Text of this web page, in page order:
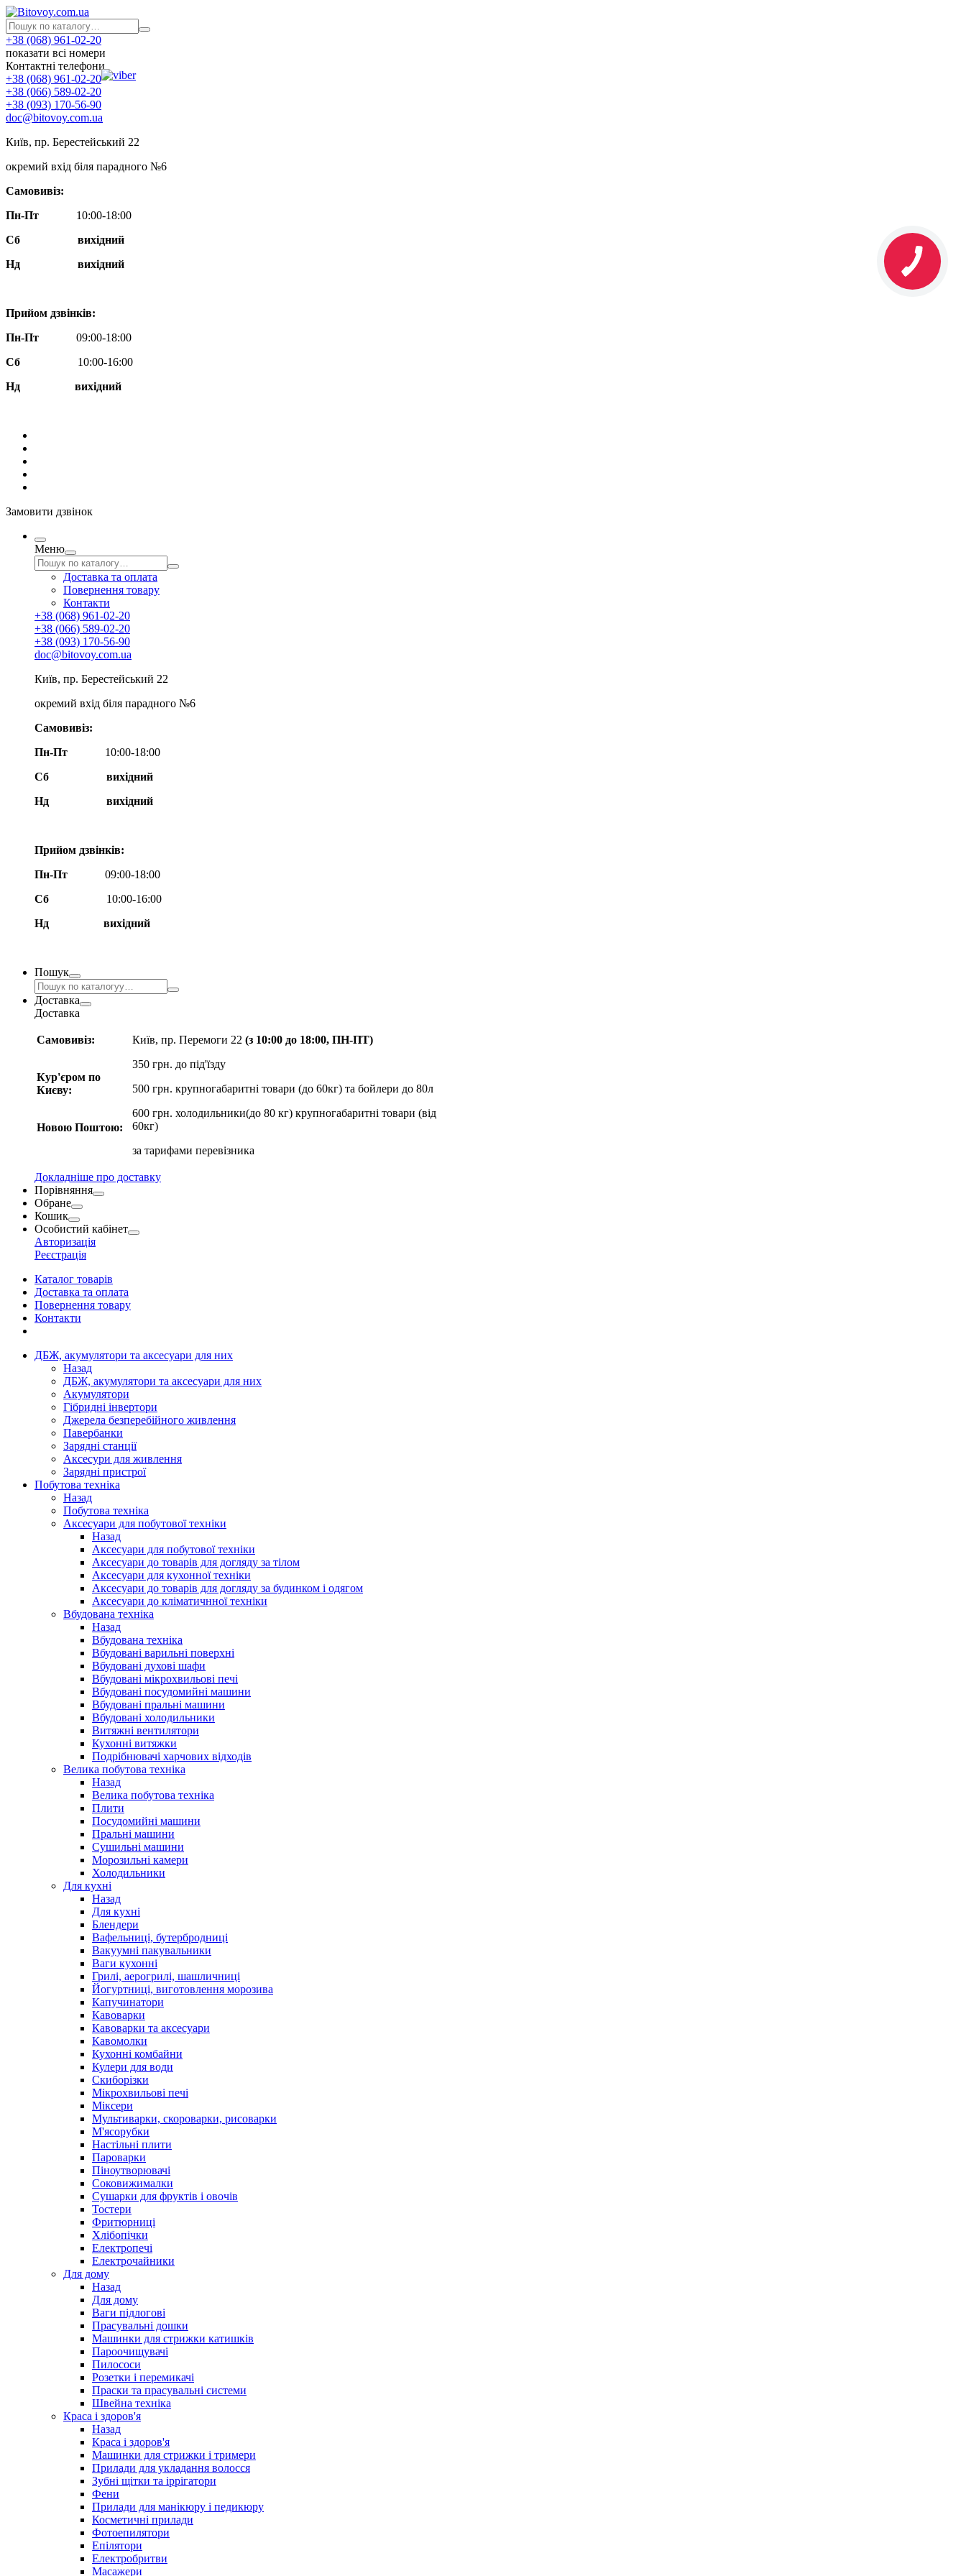
+38 (068) 961-02-20
показати всі номери
Контактні телефони
+38 (068) 961-02-20
+38 (066) 589-02-20
+38 (093) 170-56-90
doc@bitovoy.com.ua
Київ, пр. Берестейський 22
окремий вхід біля парадного №6
Самовивіз:
Пн-Пт
10:00-18:00
Сб
вихідний
Нд
вихідний
Прийом дзвінків:
Пн-Пт
09:00-18:00
Сб
10:00-16:00
Нд вихідний
Замовити дзвінок
Меню
Доставка та оплата
Повернення товару
Контакти
+38 (068) 961-02-20
+38 (066) 589-02-20
+38 (093) 170-56-90
doc@bitovoy.com.ua
Київ, пр. Берестейський 22
окремий вхід біля парадного №6
Самовивіз:
Пн-Пт
10:00-18:00
Сб
вихідний
Нд
вихідний
Прийом дзвінків:
Пн-Пт
09:00-18:00
Сб
10:00-16:00
Нд вихідний
Пошук
Доставка
Доставка
Самовивіз:
Кур'єром по
Києву:
Новою Поштою:
Київ, пр. Перемоги 22 (з 10:00 до 18:00, ПН-ПТ)
350 грн. до під'їзду
500 грн. крупногабаритні товари (до 60кг) та бойлери до 80л
600 грн. холодильники(до 80 кг) крупногабаритні товари (від
60кг)
за тарифами перевізника
Докладніше про доставку
Порівняння
Обране
Кошик
Особистий кабінет
Авторизація
Реєстрація
Каталог товарів
Доставка та оплата
Повернення товару
Контакти
ДБЖ, акумулятори та аксесуари для них
Назад
ДБЖ, акумулятори та аксесуари для них
Акумулятори
Гібридні інвертори
Джерела безперебійного живлення
Павербанки
Зарядні станції
Аксесури для живлення
Зарядні пристрої
Побутова техніка
Назад
Побутова техніка
Аксесуари для побутової техніки
Назад
Аксесуари для побутової техніки
Аксесуари до товарів для догляду за тілом
Аксесуари для кухонної техніки
Аксесуари до товарів для догляду за будинком і одягом
Аксесуари до кліматичнної техніки
Вбудована техніка
Назад
Вбудована техніка
Вбудовані варильні поверхні
Вбудовані духові шафи
Вбудовані мікрохвильові печі
Вбудовані посудомийні машини
Вбудовані пральні машини
Вбудовані холодильники
Витяжні вентилятори
Кухонні витяжки
Подрібнювачі харчових відходів
Велика побутова техніка
Назад
Велика побутова техніка
Плити
Посудомийні машини
Пральні машини
Сушильні машини
Морозильні камери
Холодильники
Для кухні
Назад
Для кухні
Блендери
Вафельниці, бутербродниці
Вакуумні пакувальники
Ваги кухонні
Грилі, аерогрилі, шашличниці
Йогуртниці, виготовлення морозива
Капучинатори
Кавоварки
Кавоварки та аксесуари
Кавомолки
Кухонні комбайни
Кулери для води
Скиборізки
Мікрохвильові печі
Міксери
Мультиварки, скороварки, рисоварки
М'ясорубки
Настільні плити
Пароварки
Піноутворювачі
Соковижималки
Сушарки для фруктів і овочів
Тостери
Фритюрниці
Хлібопічки
Електропечі
Електрочайники
Для дому
Назад
Для дому
Ваги підлогові
Прасувальні дошки
Машинки для стрижки катишків
Пароочищувачі
Пилососи
Розетки і перемикачі
Праски та прасувальні системи
Швейна техніка
Краса і здоров'я
Назад
Краса і здоров'я
Машинки для стрижки і тримери
Прилади для укладання волосся
Зубні щітки та іррігатори
Фени
Прилади для манікюру і педикюру
Косметичні прилади
Фотоепилятори
Епілятори
Електробритви
Масажери